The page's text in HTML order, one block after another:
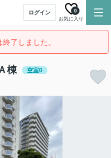
ログイン
お気に入り
0
了しました。
棟 空室0